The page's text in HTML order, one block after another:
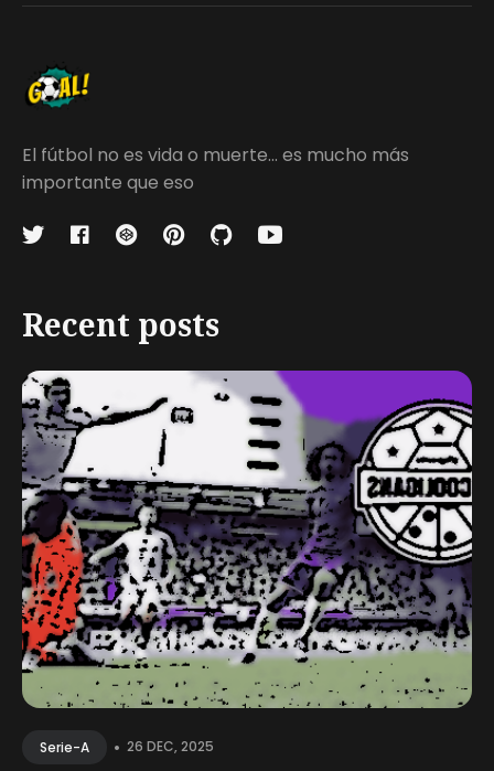
El fútbol no es vida o muerte... es mucho más
importante que eso
Recent posts
Serie-A • 26 DEC, 2025